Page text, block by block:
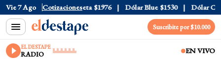
Vie 7 Ago Cotizaciones
$1520 Dólar Tarjeta $1976 Dólar Blue $1530 Dólar CCL
Suscribite por $10.000
EL DESTAPE
RADIO EN VIVO